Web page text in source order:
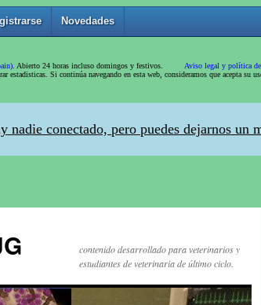
contenido desarrollado para veterinarios y
estudiantes de veterinaria de último ciclo.